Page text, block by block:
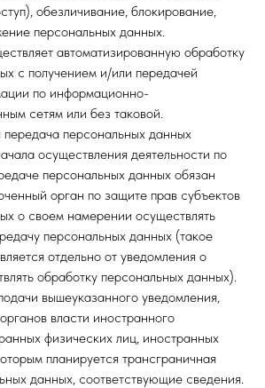
обезличивание, блокирование,
персональных данных.
автоматизированную обработку
с получением и/или передачей
по информационно-
сетям или без таковой.
передача персональных данных
осуществления деятельности по
персональных данных обязан
орган по защите прав субъектов
о своем намерении осуществлять
персональных данных (такое
отдельно от уведомления о
обработку персональных данных).
вышеуказанного уведомления,
власти иностранного
физических лиц, иностранных
планируется трансграничная
данных, соответствующие сведения.